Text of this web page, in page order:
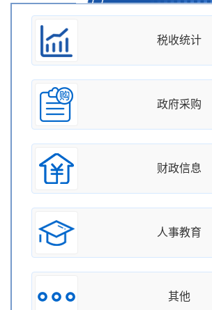
税收统计
政府采购
财政信息
人事教育
其他